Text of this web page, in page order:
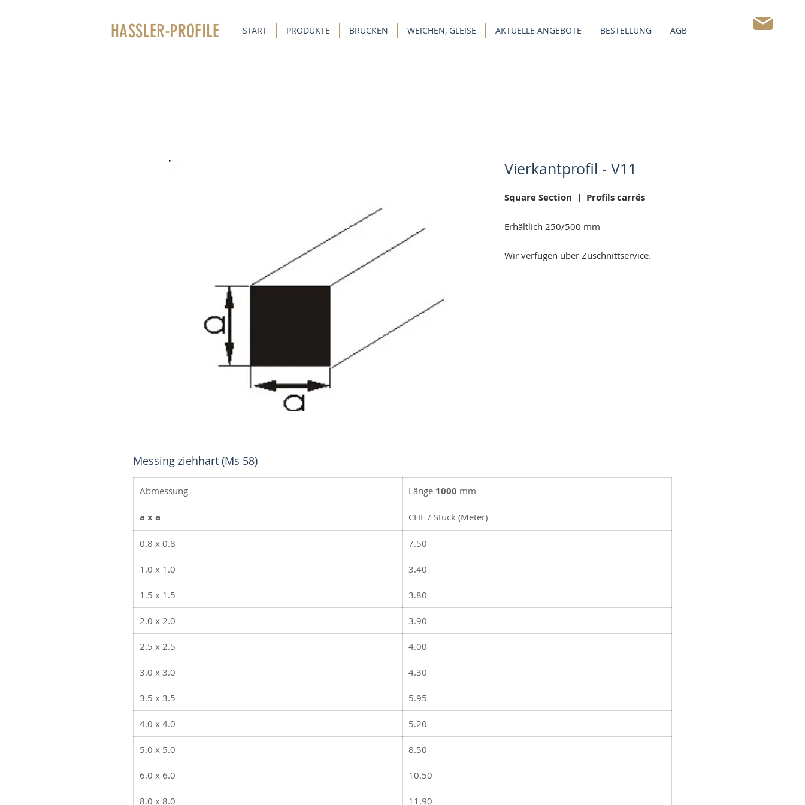
HASSLER-PROFILE START PRODUKTE BRÜCKEN WEICHEN, GLEISE AKTUELLE ANGEBOTE BESTELLUNG AGB
Vierkantprofil - V11
Square Section | Profils carrés
Erhältlich 250/500 mm
Wir verfügen über Zuschnittservice.
Messing ziehhart (Ms 58)
Abmessung Länge 1000 mm
a x a CHF / Stück (Meter)
0.8 x 0.8 7.50
1.0 x 1.0 3.40
1.5 x 1.5 3.80
2.0 x 2.0 3.90
2.5 x 2.5 4.00
3.0 x 3.0 4.30
3.5 x 3.5 5.95
4.0 x 4.0 5.20
5.0 x 5.0 8.50
6.0 x 6.0 10.50
8.0 x 8.0 11.90